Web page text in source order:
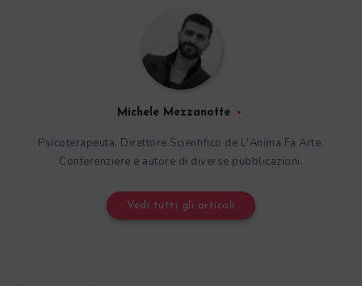
Michele Mezzanotte
Psicoterapeuta, Direttore Scientifico de L'Anima Fa Arte.
Conferenziere e autore di diverse pubblicazioni.
Vedi tutti gli articoli